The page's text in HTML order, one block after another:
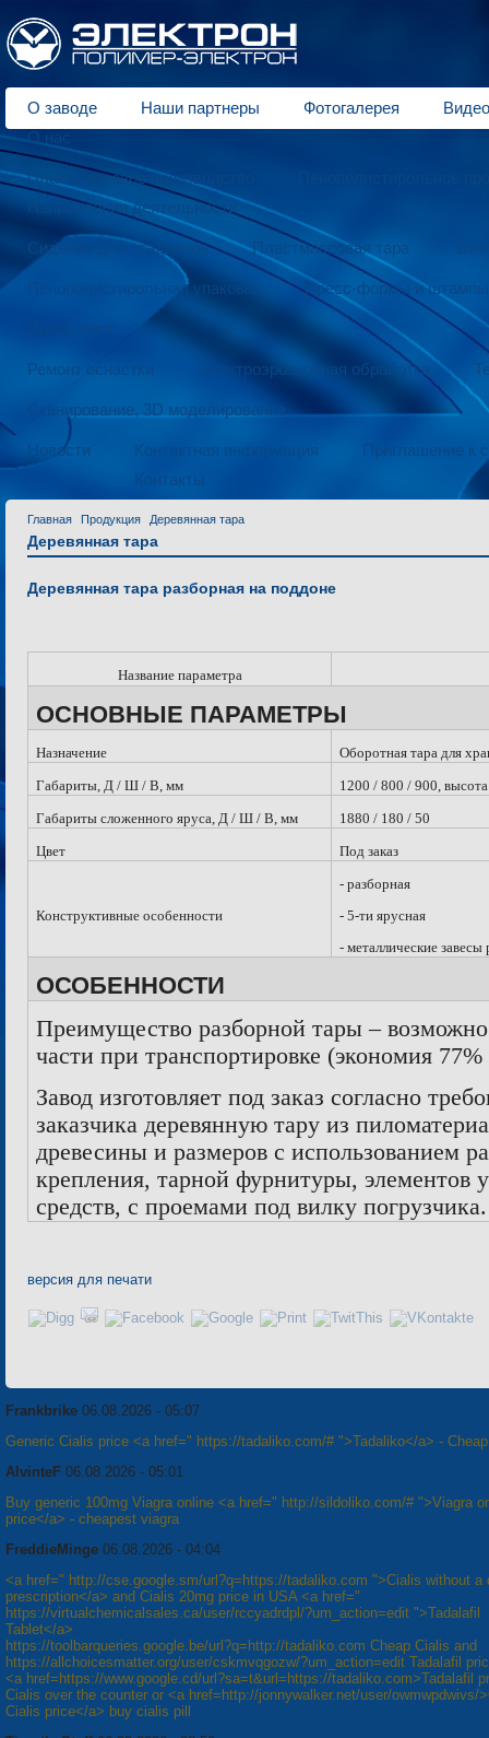
О заводе Наши партнеры Фотогалерея
О нас
Пластмассовое производство
Направления деятельности
Сидения для стадионов Пластмассовая тара
Пенополистирольная упаковка Пресс-формы и штампы
Ремонт оснастки Электроэрозионная обработка
Сканирование, 3D моделирование
Новости Контактная информация
Приглашение к
Контакты
Главная Продукция Деревянная тара
Деревянная тара
Деревянная тара разборная на поддоне
Название параметра
ОСНОВНЫЕ ПАРАМЕТРЫ
Назначение
Оборотная тара для
Габариты, Д / Ш / В, мм
1200 / 800 / 900,
Габариты сложенного яруса, Д / Ш / В, мм
1880 / 180 / 50
Цвет
Под заказ
Конструктивные особенности
- разборная
- 5-ти ярусная
- металлические
ОСОБЕННОСТИ
Преимущество разборной тары –
части при транспортировке (экономия
Завод изготовляет под заказ согласно
заказчика деревянную тару из
древесины и размеров с использованием
крепления, тарной фурнитуры, элементов
средств, с проемами под вилку погрузчика.
версия для печати
Frankbrike 06.08.2026 - 05:07
Generic Cialis price <a href=" https://tadaliko.com/# ">Tadaliko</a> -
AlvinteF 06.08.2026 - 05:01
Buy generic 100mg Viagra online <a href=" http://sildoliko.com/# ">Viagra
price</a> - cheapest viagra
FreddieMinge 06.08.2026 - 04:04
<a href=" http://cse.google.sm/url?q=https://tadaliko.com ">Cialis without a
prescription</a> and Cialis 20mg price in USA <a href="
https://virtualchemicalsales.ca/user/rccyadrdpl/?um_action=edit ">Tadalafil
Tablet</a>
https://toolbarqueries.google.be/url?q=http://tadaliko.com Cheap Cialis and
https://allchoicesmatter.org/user/cskmvqgozw/?um_action=edit Tadalafil
<a href=https://www.google.cd/url?sa=t&url=https://tadaliko.com>Tadalafil
Cialis over the counter or <a href=http://jonnywalker.net/user/owmwpdwivs/
Cialis price</a> buy cialis pill